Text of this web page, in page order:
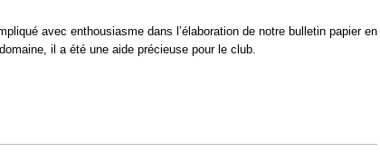
avec enthousiasme dans l’élaboration de notre bulletin papier en
il a été une aide précieuse pour le club.